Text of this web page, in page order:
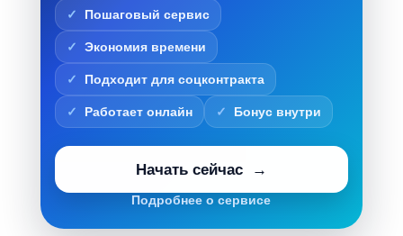
Пошаговый сервис
Экономия времени
Подходит для соцконтракта
Работает онлайн Бонус внутри
Начать сейчас
Подробнее о сервисе